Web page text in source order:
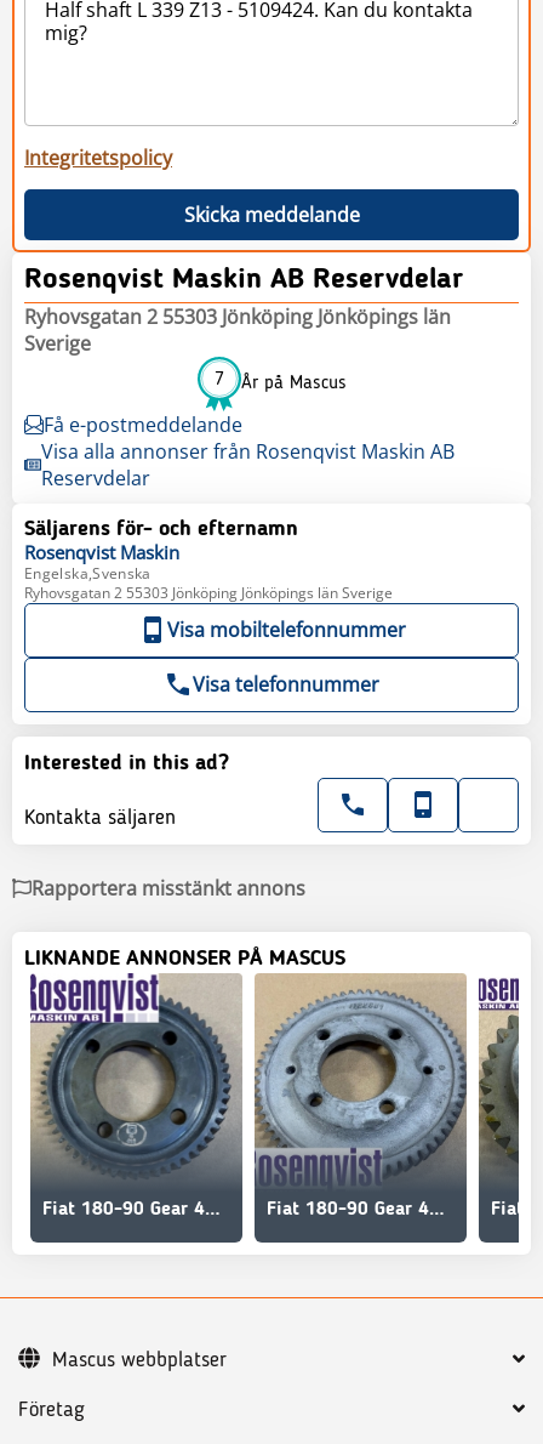
Integritetspolicy
Skicka meddelande
Rosenqvist Maskin AB Reservdelar
Ryhovsgatan 2 55303 Jönköping Jönköpings län
Sverige
7 År på Mascus
Få e-postmeddelande
Visa alla annonser från Rosenqvist Maskin AB
Reservdelar
Säljarens för- och efternamn
Rosenqvist Maskin
Engelska,Svenska
Ryhovsgatan 2 55303 Jönköping Jönköpings län Sverige
Visa mobiltelefonnummer
Visa telefonnummer
Interested in this ad?
Kontakta säljaren
Rapportera misstänkt annons
LIKNANDE ANNONSER PÅ MASCUS
Fiat 180-90 Gear 4722819 Fiat 180-90 Gear 4722821, 4722822
Företag
Mascus webbplatser